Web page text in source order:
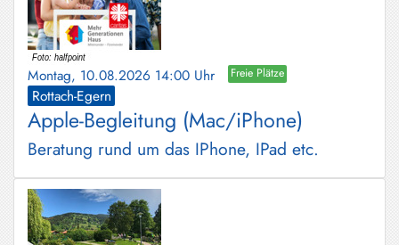
Montag, 10.08.2026 14:00 Uhr Freie Plätze
Rottach-Egern
Apple-Begleitung (Mac/iPhone)
Beratung rund um das IPhone, IPad etc.